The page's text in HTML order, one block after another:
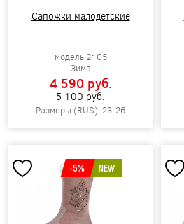
Сапожки малодетские
модель 2105
Зима
4 590 pуб.
5 100 pуб.
Размеры (RUS): 23-26
-5% NEW